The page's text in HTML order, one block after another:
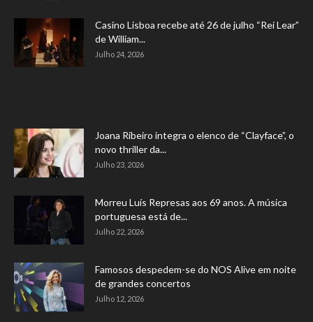
Casino Lisboa recebe até 26 de julho “Rei Lear”
de William...
Julho 24, 2026
Joana Ribeiro integra o elenco de “Clayface”, o
novo thriller da...
Julho 23, 2026
Morreu Luís Represas aos 69 anos. A música
portuguesa está de...
Julho 22, 2026
Famosos despedem-se do NOS Alive em noite
de grandes concertos
Julho 12, 2026